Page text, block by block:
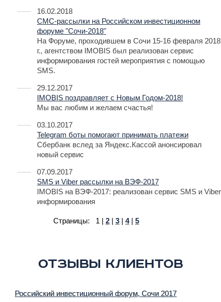
16.02.2018
СМС-рассылки на Российском инвестиционном
форуме "Сочи-2018"
На Форуме, проходившем в Сочи 15-16 февраля 2018
г., агентством IMOBIS был реализован сервис
информирования гостей мероприятия с помощью
SMS.
29.12.2017
IMOBIS поздравляет с Новым Годом-2018!
Мы вас любим и желаем счастья!
03.10.2017
Telegram боты помогают принимать платежи
Сбербанк вслед за Яндекс.Кассой анонсировал
новый сервис
07.09.2017
SMS и Viber рассылки на ВЭФ-2017
IMOBIS на ВЭФ-2017: реализован сервис SMS и Viber
информирования
Страницы: 1 | 2 | 3 | 4| 5
Отзывы клиентов
Российский инвестиционный форум, Сочи 2017